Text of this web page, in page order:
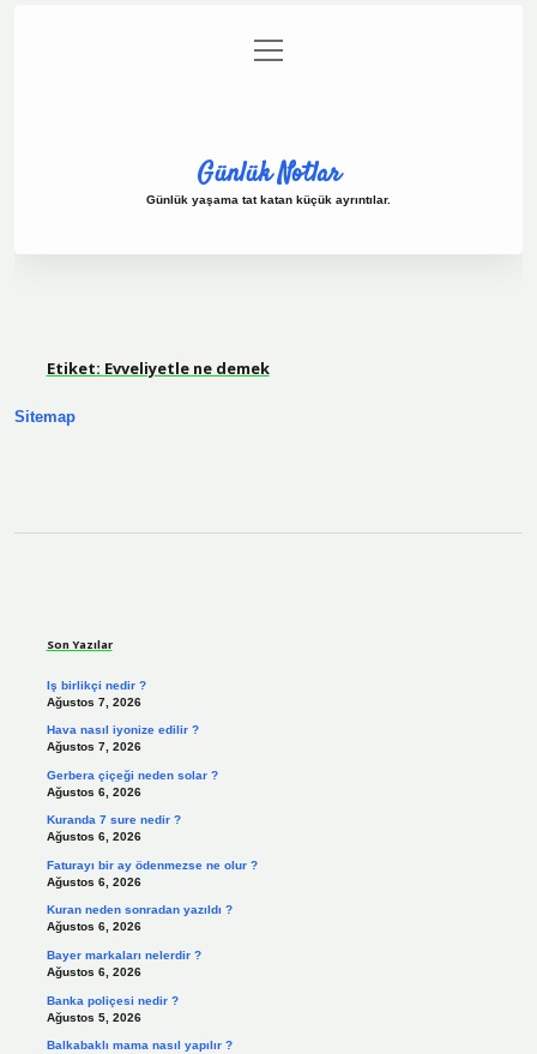
Gizlilik Politikası
menüyü
aç
Günlük Notlar
Günlük yaşama tat katan küçük ayrıntılar.
Etiket: Evveliyetle ne demek
Sitemap
Son Yazılar
Iş birlikçi nedir ?
Ağustos 7, 2026
Hava nasıl iyonize edilir ?
Ağustos 7, 2026
Gerbera çiçeği neden solar ?
Ağustos 6, 2026
Kuranda 7 sure nedir ?
Ağustos 6, 2026
Faturayı bir ay ödenmezse ne olur ?
Ağustos 6, 2026
Kuran neden sonradan yazıldı ?
Ağustos 6, 2026
Bayer markaları nelerdir ?
Ağustos 6, 2026
Banka poliçesi nedir ?
Ağustos 5, 2026
Balkabaklı mama nasıl yapılır ?